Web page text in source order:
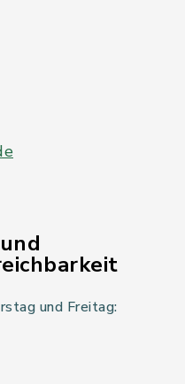
und Freitag: